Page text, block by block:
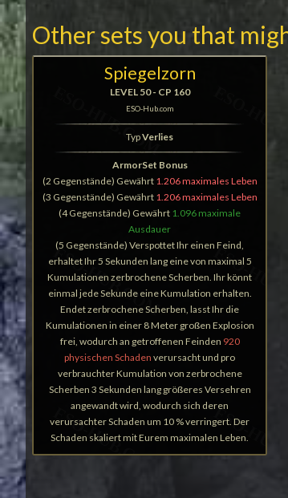
Other sets you that
Spiegelzorn
LEVEL 50 - CP 160
ESO-Hub.com
TypVerlies
ArmorSet Bonus
(2 Gegenstände) Gewährt 1.206 maximales Leben
(3 Gegenstände) Gewährt 1.206 maximales Leben
(4 Gegenstände) Gewährt 1.096 maximale
Ausdauer
(5 Gegenstände) Verspottet Ihr einen Feind,
erhaltet Ihr 5 Sekunden lang eine von maximal 5
Kumulationen zerbrochene Scherben. Ihr könnt
einmal jede Sekunde eine Kumulation erhalten.
Endet zerbrochene Scherben, lasst Ihr die
Kumulationen in einer 8 Meter großen Explosion
frei, wodurch an getroffenen Feinden 920
physischen Schaden verursacht und pro
verbrauchter Kumulation von zerbrochene
Scherben 3 Sekunden lang größeres Versehren
angewandt wird, wodurch sich deren
verursachter Schaden um 10 % verringert. Der
Schaden skaliert mit Eurem maximalen Leben.